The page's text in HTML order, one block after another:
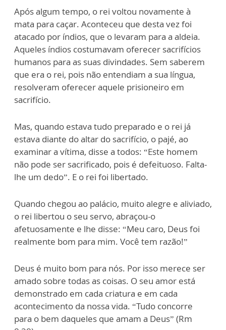
Após algum tempo, o rei voltou novamente à
mata para caçar. Aconteceu que desta vez foi
atacado por índios, que o levaram para a aldeia.
Aqueles índios costumavam oferecer sacrifícios
humanos para as suas divindades. Sem saberem
que era o rei, pois não entendiam a sua língua,
resolveram oferecer aquele prisioneiro em
sacrifício.
Mas, quando estava tudo preparado e o rei já
estava diante do altar do sacrifício, o pajé, ao
examinar a vítima, disse a todos: “Este homem
não pode ser sacrificado, pois é defeituoso. Falta-
lhe um dedo”. E o rei foi libertado.
Quando chegou ao palácio, muito alegre e aliviado,
o rei libertou o seu servo, abraçou-o
afetuosamente e lhe disse: “Meu caro, Deus foi
realmente bom para mim. Você tem razão!”
Deus é muito bom para nós. Por isso merece ser
amado sobre todas as coisas. O seu amor está
demonstrado em cada criatura e em cada
acontecimento da nossa vida. “Tudo concorre
para o bem daqueles que amam a Deus” (Rm